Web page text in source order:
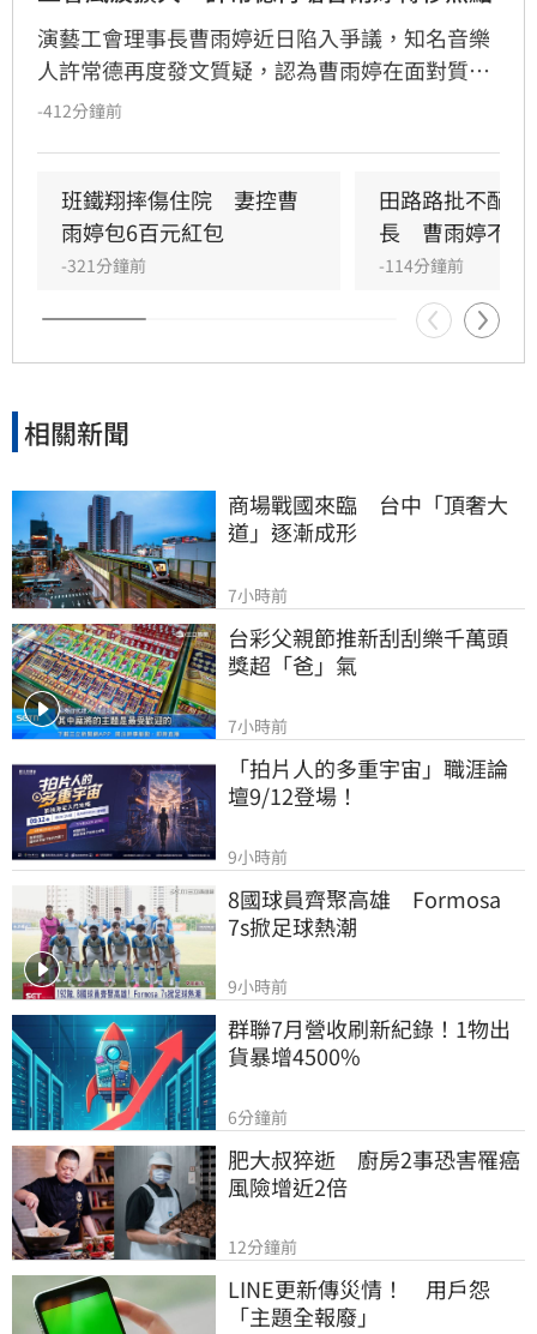
演藝工會理事長曹雨婷近日陷入爭議，知名音樂
人許常德再度發文質疑，認為曹雨婷在面對質疑
時，不應反問資深藝人池秋美關於田路路協助的
外界關注工會運作屬合理公共討論，核心在於工
會是否善盡職責，而非轉移焦點至個別藝人身
上。由於曹雨婷曾主動表示協助田路路，隨後引
發外界檢視工會作為，許常德呼籲曹雨婷應公開
說明近年會務內容，包括會費、企業贊助與政府
補助等經費運用情形，確保財務透明公開，才能
員權益獲得實質保障與完善照顧。
-412分鐘前
班鐵翔摔傷住院　妻控曹
雨婷包6百元紅包
-321分鐘前
田路路批不配
長　曹雨婷不忍
-114分鐘前
相關新聞
商場戰國來臨　台中「頂奢大
道」逐漸成形
7小時前
台彩父親節推新刮刮樂千萬頭
獎超「爸」氣
7小時前
「拍片人的多重宇宙」職涯論
壇9/12登場！
9小時前
8國球員齊聚高雄　Formosa
7s掀足球熱潮
9小時前
群聯7月營收刷新紀錄！1物出
貨暴增4500%
6分鐘前
肥大叔猝逝　廚房2事恐害罹癌
風險增近2倍
12分鐘前
LINE更新傳災情！　用戶怨
「主題全報廢」